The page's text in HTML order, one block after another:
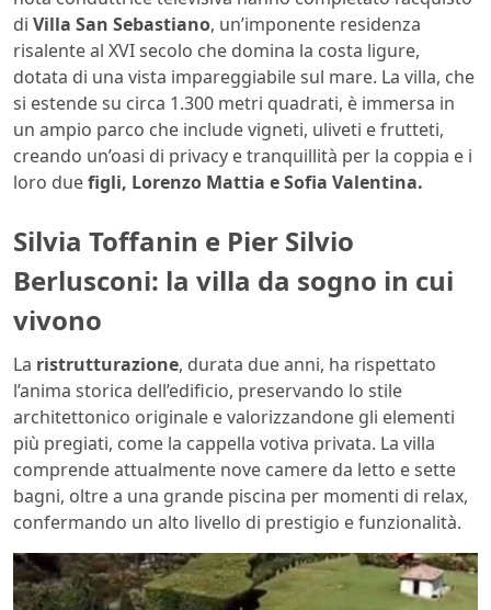
di Villa San Sebastiano, un’imponente residenza
risalente al XVI secolo che domina la costa ligure,
dotata di una vista impareggiabile sul mare. La villa, che
si estende su circa 1.300 metri quadrati, è immersa in
un ampio parco che include vigneti, uliveti e frutteti,
creando un’oasi di privacy e tranquillità per la coppia e i
loro duefigli, Lorenzo Mattia e Sofia Valentina.
Silvia Toffanin e Pier Silvio
Berlusconi: la villa da sogno in cui
vivono
La ristrutturazione, durata due anni, ha rispettato
l’anima storica dell’edificio, preservando lo stile
architettonico originale e valorizzandone gli elementi
più pregiati, come la cappella votiva privata. La villa
comprende attualmente nove camere da letto e sette
bagni, oltre a una grande piscina per momenti di relax,
confermando un alto livello di prestigio e funzionalità.